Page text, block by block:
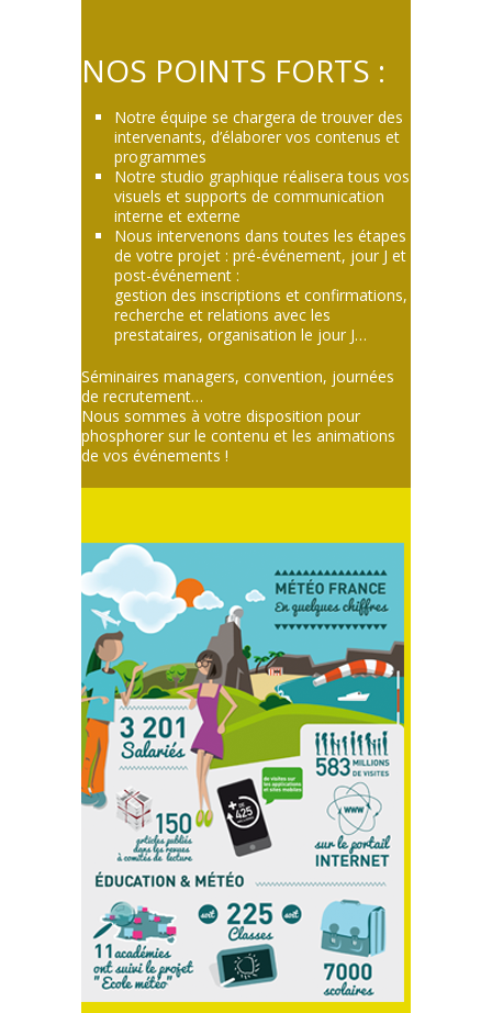
NOS POINTS FORTS :
Notre équipe se chargera de trouver des
intervenants, d’élaborer vos contenus et
programmes
Notre studio graphique réalisera tous vos
visuels et supports de communication
interne et externe
Nous intervenons dans toutes les étapes
de votre projet : pré-événement, jour J et
post-événement :
gestion des inscriptions et confirmations,
recherche et relations avec les
prestataires, organisation le jour J…
Séminaires managers, convention, journées
de recrutement…
Nous sommes à votre disposition pour
phosphorer sur le contenu et les animations
de vos événements !